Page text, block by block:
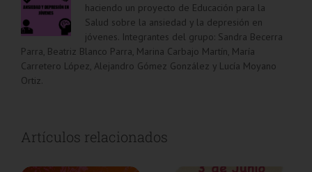
haciendo un proyecto de Educación para la
Salud sobre la ansiedad y la depresión en
jóvenes. Integrantes del grupo: Sandra Becerra
Parra, Beatriz Blanco Parra, Marina Carbajo Martín, María
Carretero López, Alejandro Gómez González y Lucía Moyano
Ortiz.
Artículos relacionados